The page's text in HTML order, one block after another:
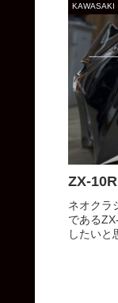
KAWASAKI
ZX-
ネオクラ
である
したいと